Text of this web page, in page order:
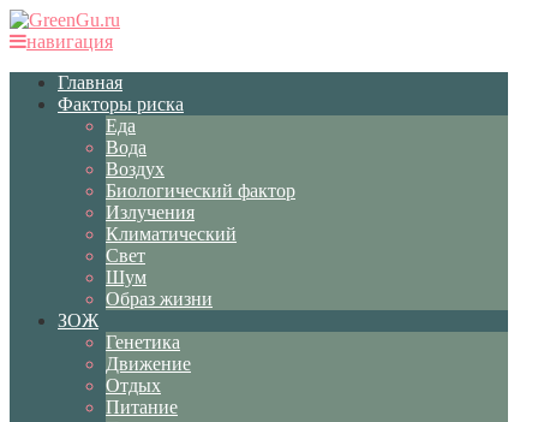
навигация
Главная
Факторы риска
Еда
Вода
Воздух
Биологический фактор
Излучения
Климатический
Свет
Шум
Образ жизни
ЗОЖ
Генетика
Движение
Отдых
Питание